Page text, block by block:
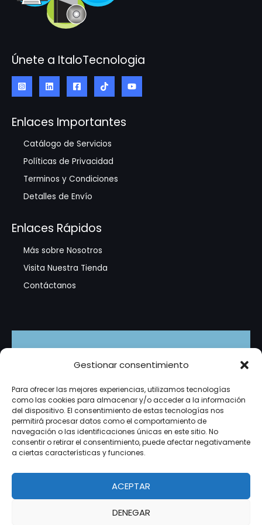
Gestionar consentimiento
Para ofrecer las mejores experiencias, utilizamos tecnologías
como las cookies para almacenar y/o acceder a la información
del dispositivo. El consentimiento de estas tecnologías nos
permitirá procesar datos como el comportamiento de
navegación o las identificaciones únicas en este sitio. No
consentir o retirar el consentimiento, puede afectar negativamente
a ciertas características y funciones.
ACEPTAR
DENEGAR
Únete a ItaloTecnologia
Enlaces Importantes
Catálogo de Servicios
Políticas de Privacidad
Terminos y Condiciones
Detalles de Envío
Enlaces Rápidos
Más sobre Nosotros
Visita Nuestra Tienda
Contáctanos
Suscríbete
Recibe promociones exclusivas, tutoriales en video y
novedades del mundo de la tecnología directamente
en tu correo. ¡Es gratis!